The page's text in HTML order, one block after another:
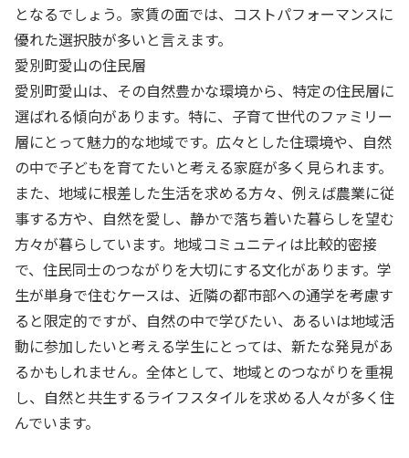
となるでしょう。家賃の面では、コストパフォーマンスに
優れた選択肢が多いと言えます。
愛別町愛山の住民層
愛別町愛山は、その自然豊かな環境から、特定の住民層に
選ばれる傾向があります。特に、子育て世代のファミリー
層にとって魅力的な地域です。広々とした住環境や、自然
の中で子どもを育てたいと考える家庭が多く見られます。
また、地域に根差した生活を求める方々、例えば農業に従
事する方や、自然を愛し、静かで落ち着いた暮らしを望む
方々が暮らしています。地域コミュニティは比較的密接
で、住民同士のつながりを大切にする文化があります。学
生が単身で住むケースは、近隣の都市部への通学を考慮す
ると限定的ですが、自然の中で学びたい、あるいは地域活
動に参加したいと考える学生にとっては、新たな発見があ
るかもしれません。全体として、地域とのつながりを重視
し、自然と共生するライフスタイルを求める人々が多く住
んでいます。